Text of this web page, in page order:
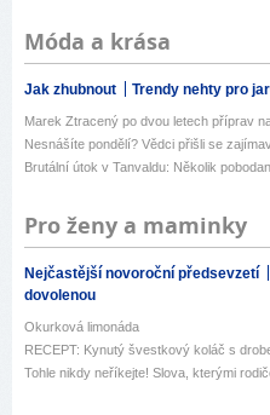
Móda a krása
Jak zhubnout Trendy nehty pro
Marek Ztracený po dvou letech příprav
Nesnášíte pondělí? Vědci přišli se
Brutální útok v Tanvaldu: Několik
Pro ženy a maminky
Nejčastější novoroční předsevzetí
dovolenou
Okurková limonáda
RECEPT: Kynutý švestkový koláč s
Tohle nikdy neříkejte! Slova, kterými